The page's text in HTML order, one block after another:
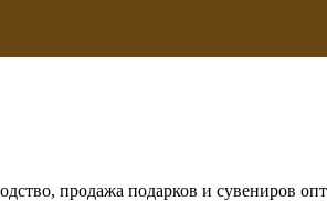
продажа подарков и сувениров